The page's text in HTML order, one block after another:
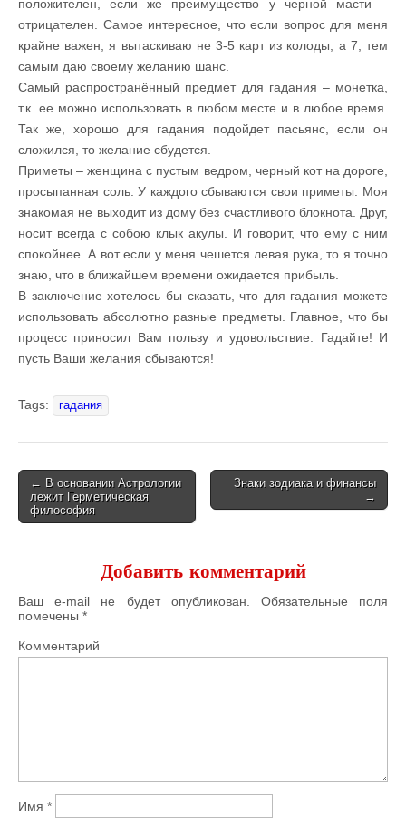
положителен, если же преимущество у черной масти –
отрицателен. Самое интересное, что если вопрос для меня
крайне важен, я вытаскиваю не 3-5 карт из колоды, а 7, тем
самым даю своему желанию шанс.
Самый распространённый предмет для гадания – монетка,
т.к. ее можно использовать в любом месте и в любое время.
Так же, хорошо для гадания подойдет пасьянс, если он
сложился, то желание сбудется.
Приметы – женщина с пустым ведром, черный кот на дороге,
просыпанная соль. У каждого сбываются свои приметы. Моя
знакомая не выходит из дому без счастливого блокнота. Друг,
носит всегда с собою клык акулы. И говорит, что ему с ним
спокойнее. А вот если у меня чешется левая рука, то я точно
знаю, что в ближайшем времени ожидается прибыль.
В заключение хотелось бы сказать, что для гадания можете
использовать абсолютно разные предметы. Главное, что бы
процесс приносил Вам пользу и удовольствие. Гадайте! И
пусть Ваши желания сбываются!
Tags: гадания
Post navigation
← В основании Астрологии
лежит Герметическая
философия
Знаки зодиака и финансы
→
Добавить комментарий
Ваш e-mail не будет опубликован.
Обязательные поля
помечены *
Комментарий
Имя *